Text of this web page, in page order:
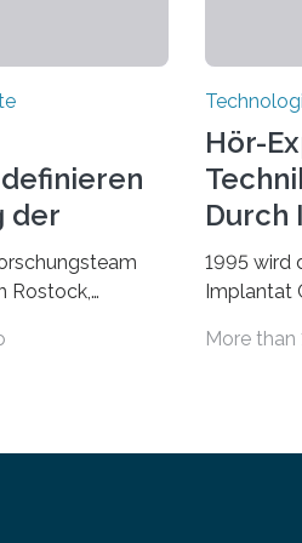
der
Rostock,
Saint Louis hat
Ihre
am 28. März
Hör-
Durch
1995 wird
Implantat
More than